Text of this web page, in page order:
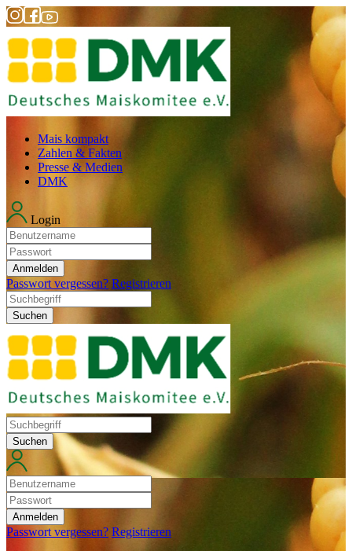
Mais kompakt
Zahlen & Fakten
Presse & Medien
DMK
Login
Anmelden
Passwort vergessen? Registrieren
Suchen
Suchen
Anmelden
Passwort vergessen? Registrieren